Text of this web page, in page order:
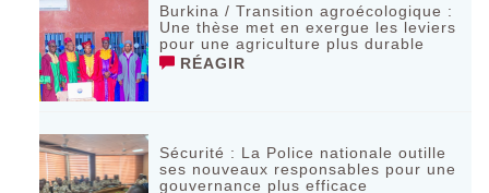
Burkina / Transition agroécologique :
Une thèse met en exergue les leviers
pour une agriculture plus durable
RÉAGIR
Sécurité : La Police nationale outille
ses nouveaux responsables pour une
gouvernance plus efficace